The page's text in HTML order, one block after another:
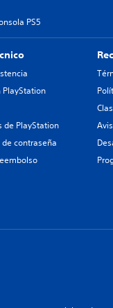
PS5
PlayStation
de PlayStation
contraseña